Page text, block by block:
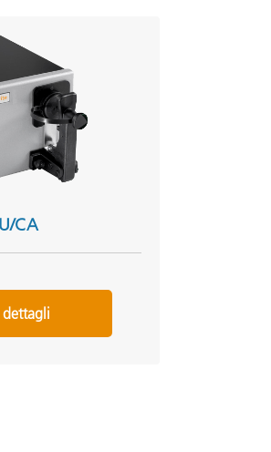
CA
dettagli